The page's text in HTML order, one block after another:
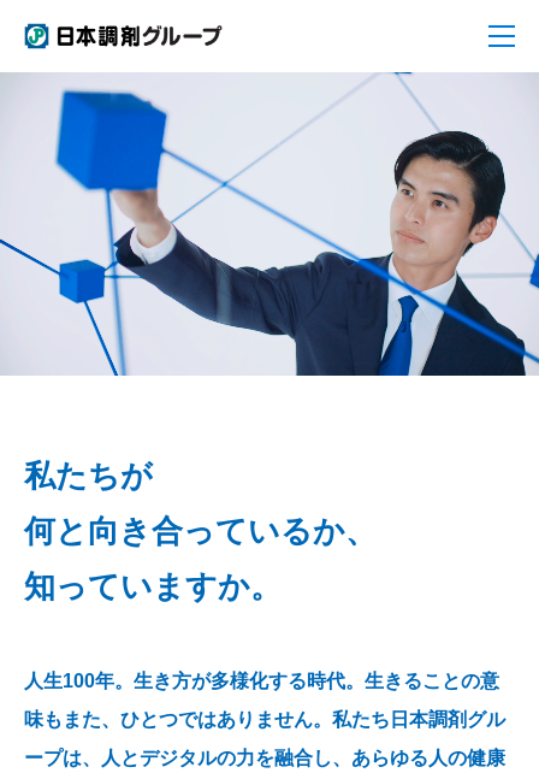
私たちが
何と向き合っているか、
知っていますか。
人生100年。生き方が多様化する時代。生きることの意
味もまた、ひとつではありません。私たち日本調剤グル
ープは、人とデジタルの力を融合し、あらゆる人の健康